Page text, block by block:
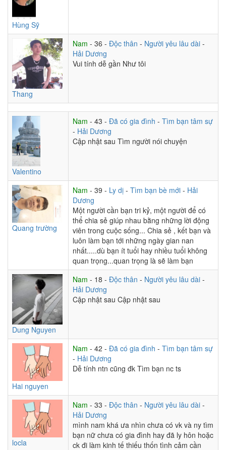
Hùng Sỹ
Thang
Nam - 36 - Độc thân - Người yêu lâu dài -
Hải Dương
Vui tính dễ gần Như tôi
Valentino
Nam - 43 - Đã có gia đình - Tìm bạn tâm sự
- Hải Dương
Cập nhật sau Tìm người nói chuyện
Quang trường
Nam - 39 - Ly dị - Tìm bạn bè mới - Hải
Dương
Một người cần bạn tri kỷ, một người để có
thể chia sẻ giúp nhau bằng những lời động
viên trong cuộc sống... Chia sẻ , kết bạn và
luôn làm bạn tới những ngày gian nan
nhất.....dù bạn ít tuổi hay nhiều tuổi không
quan trọng...quan trọng là sẽ làm bạn
Dung Nguyen
Nam - 18 - Độc thân - Người yêu lâu dài -
Hải Dương
Cập nhật sau Cập nhật sau
Hai nguyen
Nam - 42 - Đã có gia đình - Tìm bạn tâm sự
- Hải Dương
Dễ tính ntn cũng đk Tìm bạn nc ts
locla
Nam - 33 - Độc thân - Người yêu lâu dài -
Hải Dương
mình nam khá ưa nhìn chưa có vk và ny tìm
bạn nữ chưa có gia đình hay đã ly hôn hoặc
ck đi làm kinh tế thiếu thốn tình cảm cần